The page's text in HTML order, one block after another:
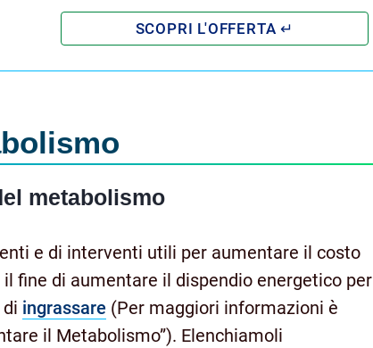
metabolismo
e di interventi utili per aumentare il costo
fine di aumentare il dispendio energetico per
ingrassare (Per maggiori informazioni è
il Metabolismo”). Elenchiamoli